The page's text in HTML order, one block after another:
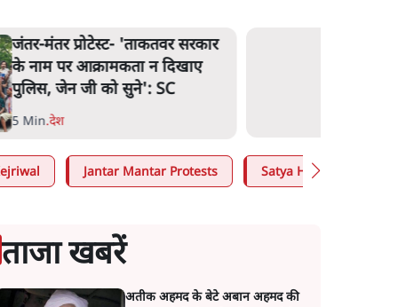
जंतर-मंतर प्रोटेस्ट- 'ताकतवर सरकार
के नाम पर आक्रामकता न दिखाए
पुलिस, जेन जी को सुने': SC
5 Min.देश
Jantar Mantar Protests Satya Hindi
ताजा खबरें
अतीक अहमद के बेटे अबान अहमद की